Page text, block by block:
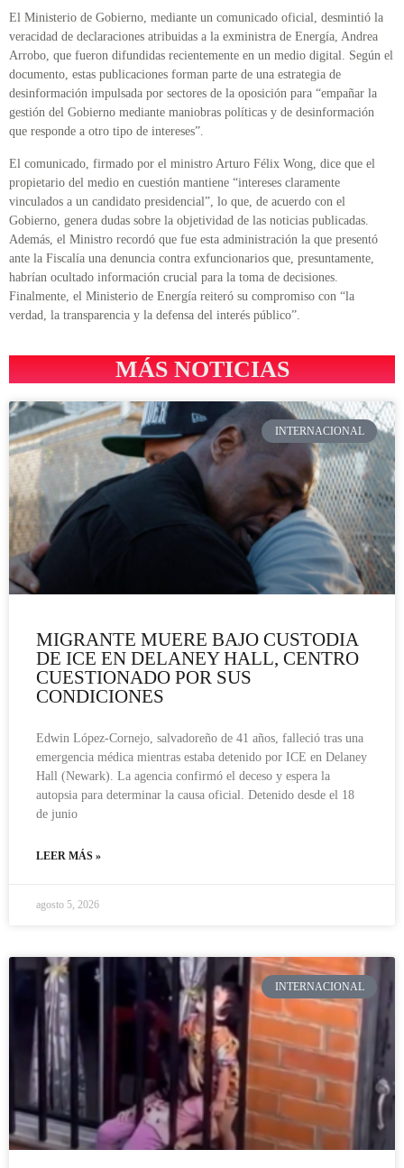
El Ministerio de Gobierno, mediante un comunicado oficial, desmintió la
veracidad de declaraciones atribuidas a la exministra de Energía, Andrea
Arrobo, que fueron difundidas recientemente en un medio digital. Según el
documento, estas publicaciones forman parte de una estrategia de
desinformación impulsada por sectores de la oposición para “empañar la
gestión del Gobierno mediante maniobras políticas y de desinformación
que responde a otro tipo de intereses”.
El comunicado, firmado por el ministro Arturo Félix Wong, dice que el
propietario del medio en cuestión mantiene “intereses claramente
vinculados a un candidato presidencial”, lo que, de acuerdo con el
Gobierno, genera dudas sobre la objetividad de las noticias publicadas.
Además, el Ministro recordó que fue esta administración la que presentó
ante la Fiscalía una denuncia contra exfuncionarios que, presuntamente,
habrían ocultado información crucial para la toma de decisiones.
Finalmente, el Ministerio de Energía reiteró su compromiso con “la
verdad, la transparencia y la defensa del interés público”.
MÁS NOTICIAS
INTERNACIONAL
MIGRANTE MUERE BAJO CUSTODIA
DE ICE EN DELANEY HALL, CENTRO
CUESTIONADO POR SUS
CONDICIONES
Edwin López-Cornejo, salvadoreño de 41 años, falleció tras una
emergencia médica mientras estaba detenido por ICE en Delaney
Hall (Newark). La agencia confirmó el deceso y espera la
autopsia para determinar la causa oficial. Detenido desde el 18
de junio
LEER MÁS »
agosto 5, 2026
INTERNACIONAL